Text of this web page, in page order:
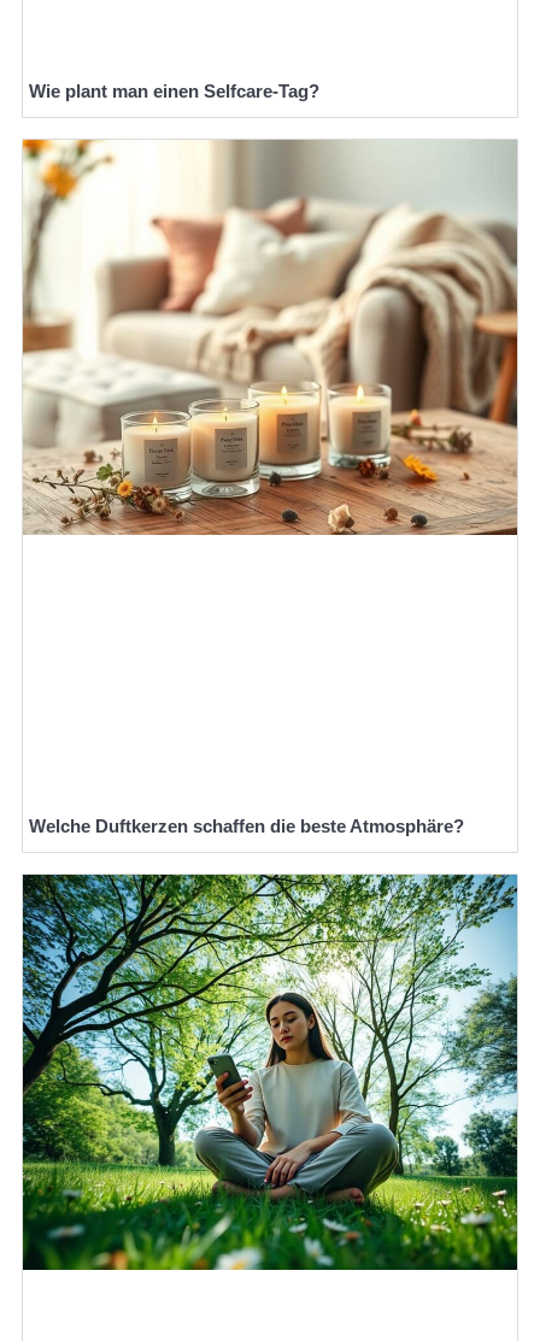
Wie plant man einen Selfcare-Tag?
Welche Duftkerzen schaffen die beste Atmosphäre?